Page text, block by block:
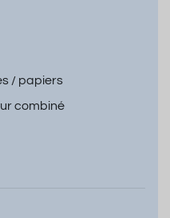
/ papiers
combiné